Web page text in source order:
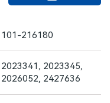
101-216180
2023341, 2023345,
2026052, 2427636